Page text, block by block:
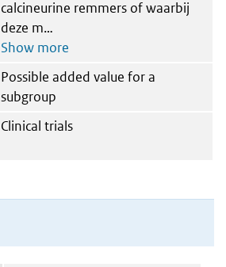
calcineurine remmers of waarbij
deze m
Possible added value for a
subgroup
Clinical trials